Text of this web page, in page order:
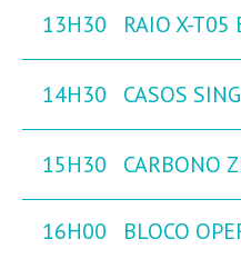
13H30 RAIO X-T05
14H30 CASOS
15H30 CARBONO
16H00 BLOCO